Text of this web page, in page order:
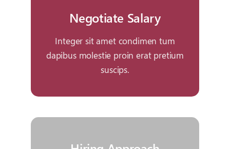
Negotiate Salary
Integer sit amet condimen tum
dapibus molestie proin erat pretium
suscips.
Your Content Goes Here